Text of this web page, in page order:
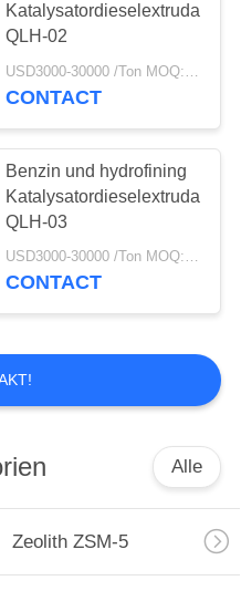
Katalysatordieselextrudate
QLH-02
USD3000-30000 /Ton MOQ:1 Kilogramm
CONTACT
Benzin und hydrofining
Katalysatordieselextrudate
QLH-03
USD3000-30000 /Ton MOQ:1 Kilogramm
CONTACT
Alle
Zeolith ZSM-5